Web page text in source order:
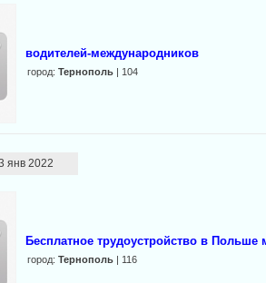
водителей-международников
город: Тернополь| 104
янв 2022
Бесплатное трудоустройство в Польше
город: Тернополь| 116